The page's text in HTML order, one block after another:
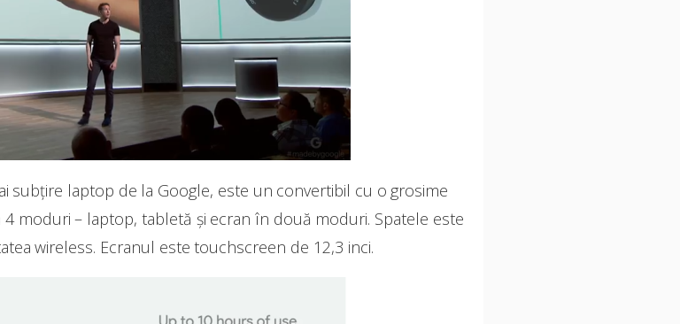
subțire laptop de la Google, este un convertibil cu o grosime
4 moduri – laptop, tabletă și ecran în două moduri. Spatele este
wireless. Ecranul este touchscreen de 12,3 inci.